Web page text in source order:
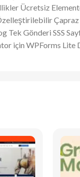
Ücretsiz
Çapraz
Tek Gönderi SSS
için WPForms Lite